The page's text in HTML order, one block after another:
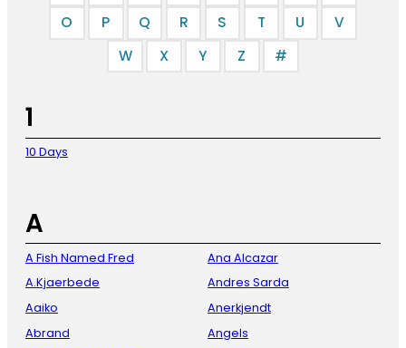
O
P Q R S T U
V
W
X Y Z #
1
10 Days
A
A Fish Named Fred
A.Kjaerbede
Aaiko
Abrand
Ana Alcazar
Andres Sarda
Anerkjendt
Angels